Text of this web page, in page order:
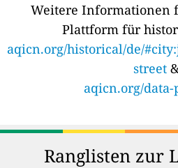
Weitere Informationen
Plattform für
aqicn.org/historical/de/
street
aqicn.org/
Ranglisten zur